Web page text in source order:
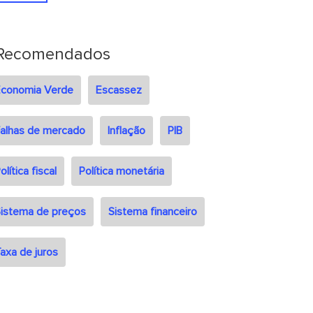
Verde Escassez
de mercado Inflação PIB
fiscal Política monetária
de preços Sistema financeiro
de juros